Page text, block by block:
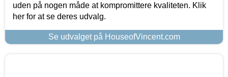
uden på nogen måde at kompromittere kvaliteten. Klik
her for at se deres udvalg.
Se udvalget på HouseofVincent.com